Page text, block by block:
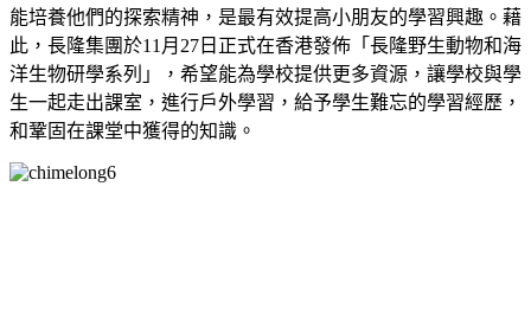
能培養他們的探索精神，是最有效提高小朋友的學習興趣。藉
此，長隆集團於11月27日正式在香港發佈「長隆野生動物和海
洋生物研學系列」，希望能為學校提供更多資源，讓學校與學
生一起走出課室，進行戶外學習，給予學生難忘的學習經歷，
和鞏固在課堂中獲得的知識。